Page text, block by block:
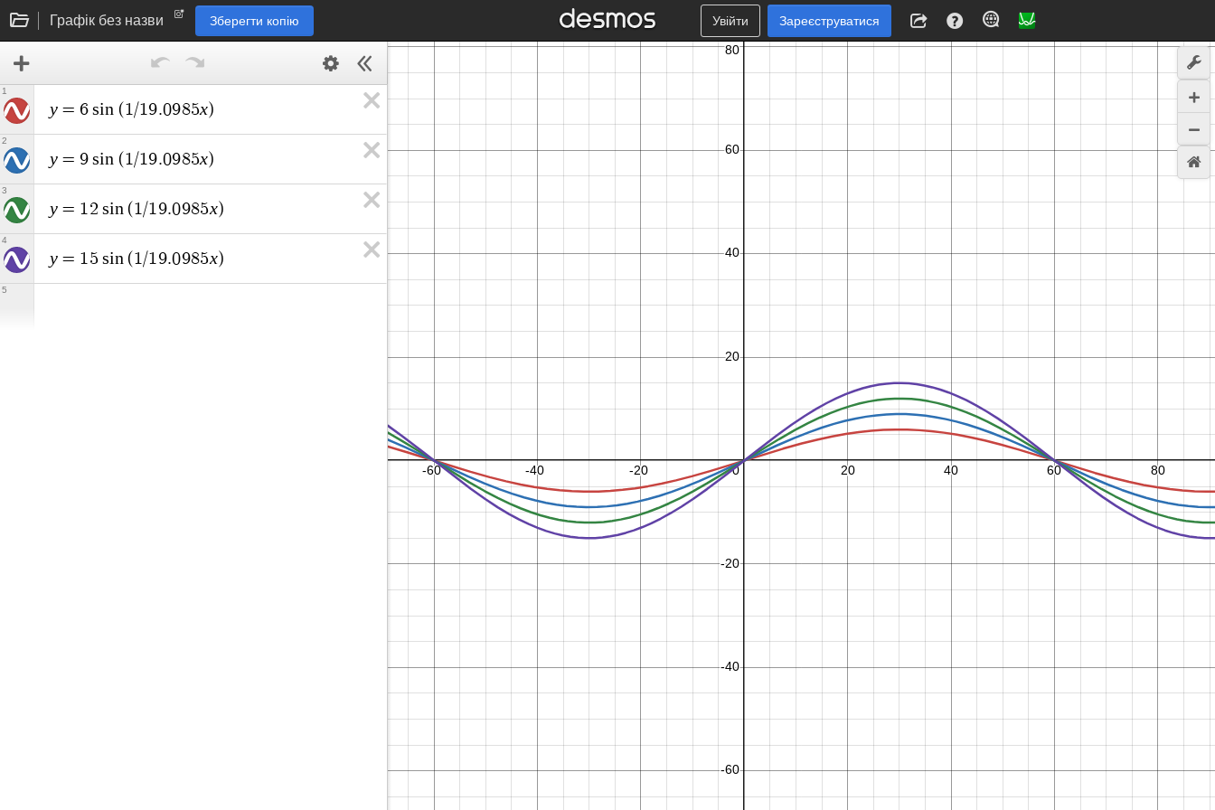
Графік без назви Зберегти копію Увійти Зареєструватися
y = 6 sin ( 1/19.0985x)
1
y = 9 sin ( 1/19.0985x)
2
y = 12 sin ( 1/19.0985x)
3
y = 15 sin ( 1/19.0985x)
4
5